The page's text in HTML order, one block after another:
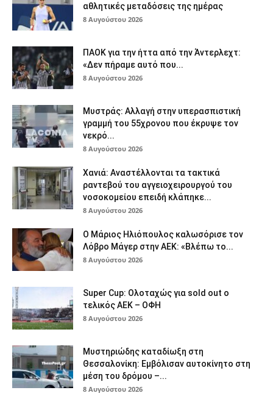
αθλητικές μεταδόσεις της ημέρας
8 Αυγούστου 2026
ΠΑΟΚ για την ήττα από την Άντερλεχτ:
«Δεν πήραμε αυτό που...
8 Αυγούστου 2026
Μυστράς: Αλλαγή στην υπερασπιστική
γραμμή του 55χρονου που έκρυψε τον
νεκρό...
8 Αυγούστου 2026
Χανιά: Aναστέλλονται τα τακτικά
ραντεβού του αγγειοχειρουργού του
νοσοκομείου επειδή κλάπηκε...
8 Αυγούστου 2026
Ο Μάριος Ηλιόπουλος καλωσόρισε τον
Λόβρο Μάγερ στην ΑΕΚ: «Βλέπω το...
8 Αυγούστου 2026
Super Cup: Ολοταχώς για sold out ο
τελικός ΑΕΚ – ΟΦΗ
8 Αυγούστου 2026
Μυστηριώδης καταδίωξη στη
Θεσσαλονίκη: Εμβόλισαν αυτοκίνητο στη
μέση του δρόμου –...
8 Αυγούστου 2026